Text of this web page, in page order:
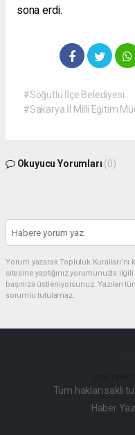
sona erdi.
#Söğütlü İlçe Belediyesi
#Sakarya İl Milli Eğitim
Okuyucu Yorumları (0)
Yorum yazarak Topluluk
sitesine yaptığınız yorumunuzla
başınıza üstleniyorsunuz. Yazılan
sorumlu tutulamaz.
Tüm hakları saklı
Haber